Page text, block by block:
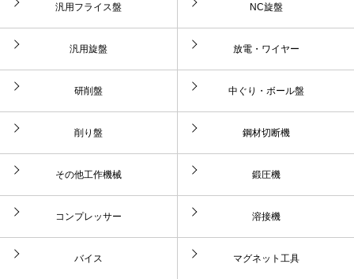
汎用フライス盤 NC旋盤
汎用旋盤 放電・ワイヤー
研削盤 中ぐり・ボール盤
削り盤 鋼材切断機
その他工作機械 鍛圧機
コンプレッサー 溶接機
バイス マグネット工具